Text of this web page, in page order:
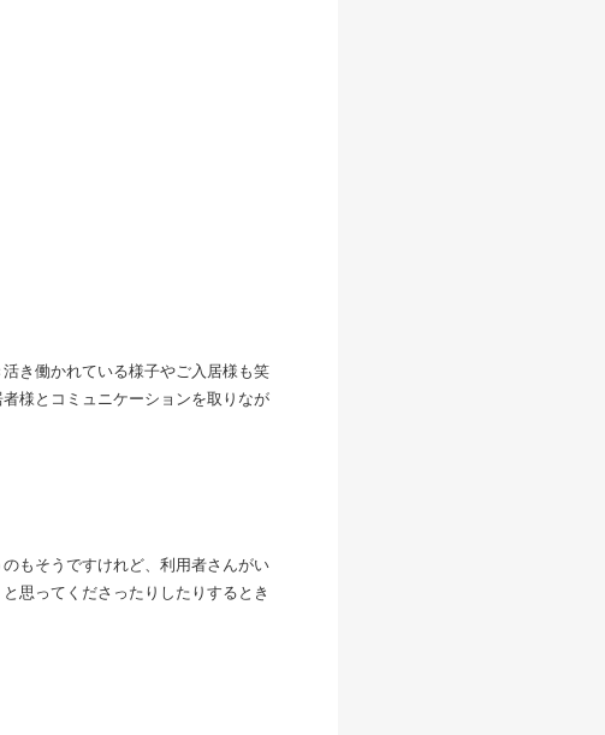
き働かれている様子やご入居様も笑
様とコミュニケーションを取りなが
もそうですけれど、利用者さんがい
思ってくださったりしたりするとき